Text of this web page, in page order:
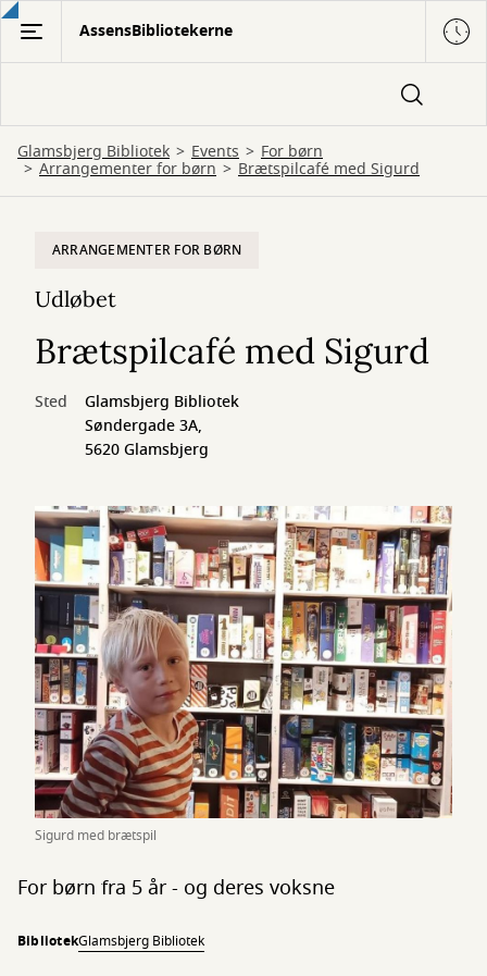
Gå
hovedindhold
AssensBibliotekerne
Glamsbjerg Bibliotek Events For børn
Arrangementer for børn Brætspilcafé med Sigurd
Sigurd med brætspil
ARRANGEMENTER FOR BØRN
Udløbet
Brætspilcafé med Sigurd
Sted
Glamsbjerg Bibliotek
Søndergade 3A,
5620 Glamsbjerg
For børn fra 5 år - og deres voksne
BibliotekGlamsbjerg Bibliotek